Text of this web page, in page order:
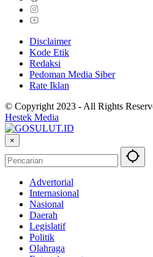
Disclaimer
Kode Etik
Redaksi
Pedoman Media Siber
Rate Iklan
© Copyright 2023 - All Rights
Hestek Media
×
Advertorial
Internasional
Nasional
Daerah
Legislatif
Politik
Olahraga